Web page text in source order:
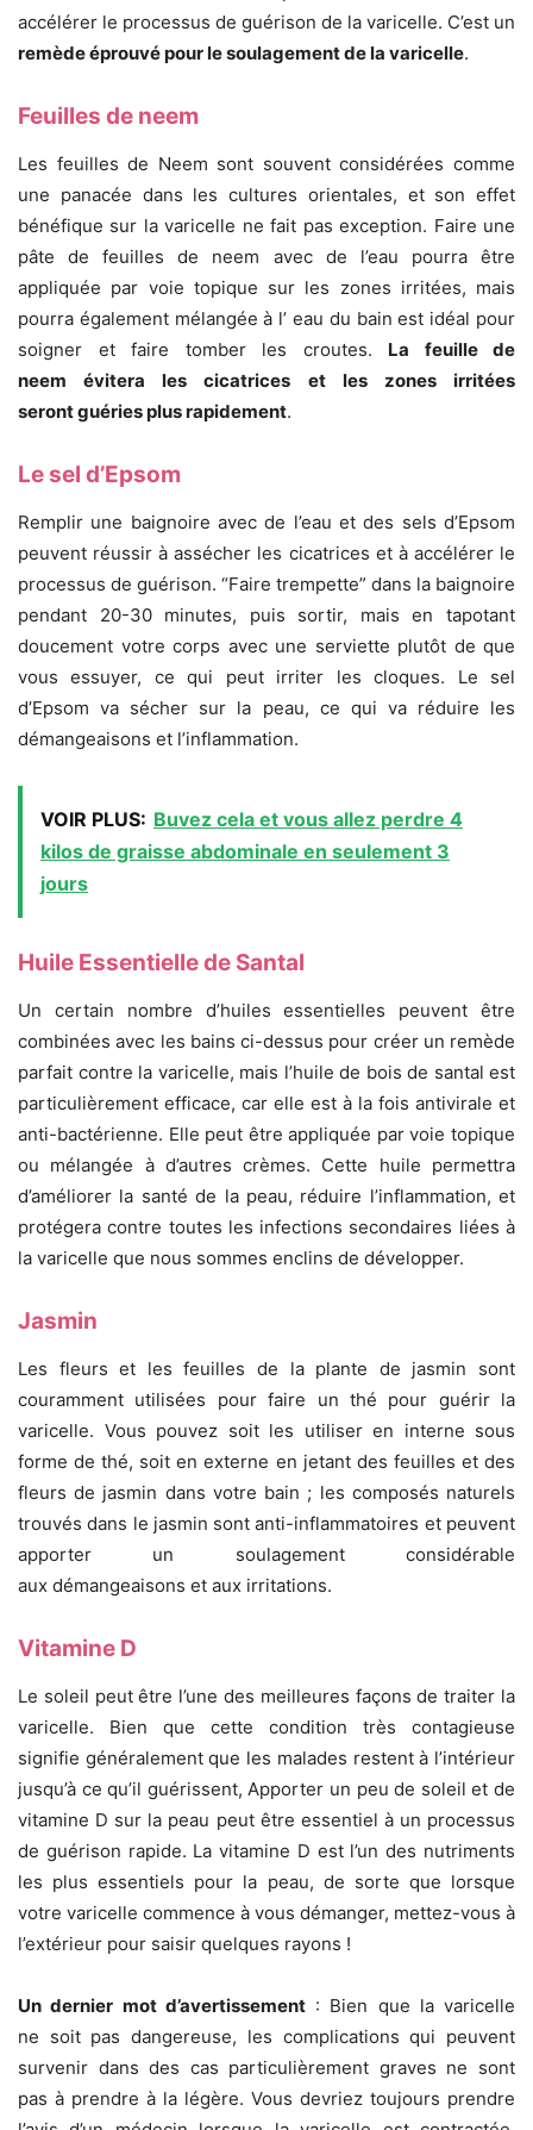
accélérer le processus de guérison de la varicelle. C’est un
remède éprouvé pour le soulagement de la varicelle.
Feuilles de neem
Les feuilles de Neem sont souvent considérées comme
une panacée dans les cultures orientales, et son effet
bénéfique sur la varicelle ne fait pas exception. Faire une
pâte de feuilles de neem avec de l’eau pourra être
appliquée par voie topique sur les zones irritées, mais
pourra également mélangée à l’ eau du bain est idéal pour
soigner et faire tomber les croutes. La feuille de
neem évitera les cicatrices et les zones irritées
seront guéries plus rapidement.
Le sel d’Epsom
Remplir une baignoire avec de l’eau et des sels d’Epsom
peuvent réussir à assécher les cicatrices et à accélérer le
processus de guérison. “Faire trempette” dans la baignoire
pendant 20-30 minutes, puis sortir, mais en tapotant
doucement votre corps avec une serviette plutôt de que
vous essuyer, ce qui peut irriter les cloques. Le sel
d’Epsom va sécher sur la peau, ce qui va réduire les
démangeaisons et l’inflammation.
VOIR PLUS: Buvez cela et vous allez perdre 4
kilos de graisse abdominale en seulement 3
jours
Huile Essentielle de Santal
Un certain nombre d’huiles essentielles peuvent être
combinées avec les bains ci-dessus pour créer un remède
parfait contre la varicelle, mais l’huile de bois de santal est
particulièrement efficace, car elle est à la fois antivirale et
anti-bactérienne. Elle peut être appliquée par voie topique
ou mélangée à d’autres crèmes. Cette huile permettra
d’améliorer la santé de la peau, réduire l’inflammation, et
protégera contre toutes les infections secondaires liées à
la varicelle que nous sommes enclins de développer.
Jasmin
Les fleurs et les feuilles de la plante de jasmin sont
couramment utilisées pour faire un thé pour guérir la
varicelle. Vous pouvez soit les utiliser en interne sous
forme de thé, soit en externe en jetant des feuilles et des
fleurs de jasmin dans votre bain ; les composés naturels
trouvés dans le jasmin sont anti-inflammatoires et peuvent
apporter un soulagement considérable
aux démangeaisons et aux irritations.
Vitamine D
Le soleil peut être l’une des meilleures façons de traiter la
varicelle. Bien que cette condition très contagieuse
signifie généralement que les malades restent à l’intérieur
jusqu’à ce qu’il guérissent, Apporter un peu de soleil et de
vitamine D sur la peau peut être essentiel à un processus
de guérison rapide. La vitamine D est l’un des nutriments
les plus essentiels pour la peau, de sorte que lorsque
votre varicelle commence à vous démanger, mettez-vous à
l’extérieur pour saisir quelques rayons !
Un dernier mot d’avertissement: Bien que la varicelle
ne soit pas dangereuse, les complications qui peuvent
survenir dans des cas particulièrement graves ne sont
pas à prendre à la légère. Vous devriez toujours prendre